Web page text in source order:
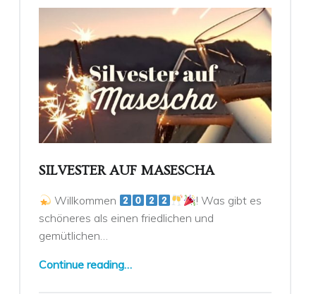
SILVESTER AUF MASESCHA
Willkommen
! Was gibt es
schöneres als einen friedlichen und
gemütlichen…
Continue reading…